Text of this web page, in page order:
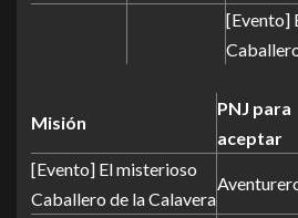
[Evento]
Misión
PNJ para
aceptar
[Evento] El misterioso
Caballero de la Calavera